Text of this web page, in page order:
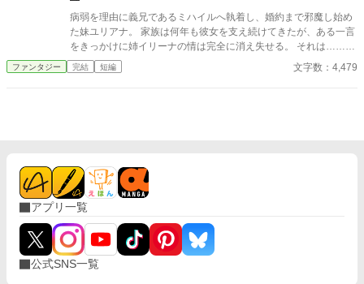
病弱を理由に義兄であるミハイルへ執着し、婚約まで邪魔し始め
た妹ユリアナ。 家族は何年も彼女を支え続けてきたが、ある一言
をきっかけに姉イリーナの情は完全に消え失せる。 それは……。
※複数のサイトに投稿しています。
ファンタジー 完結 短編 文字数：4,479
アプリ一覧
公式SNS一覧